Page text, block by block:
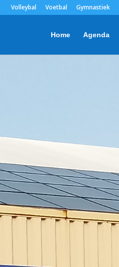
Volleybal Voetbal Gymnastiek
Home Agenda